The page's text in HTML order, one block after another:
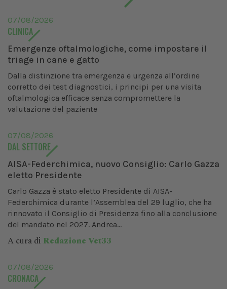
07/08/2026
CLINICA
Emergenze oftalmologiche, come impostare il
triage in cane e gatto
Dalla distinzione tra emergenza e urgenza all’ordine
corretto dei test diagnostici, i principi per una visita
oftalmologica efficace senza compromettere la
valutazione del paziente
07/08/2026
DAL SETTORE
AISA-Federchimica, nuovo Consiglio: Carlo Gazza
eletto Presidente
Carlo Gazza è stato eletto Presidente di AISA-
Federchimica durante l’Assemblea del 29 luglio, che ha
rinnovato il Consiglio di Presidenza fino alla conclusione
del mandato nel 2027. Andrea...
A cura di Redazione Vet33
07/08/2026
CRONACA